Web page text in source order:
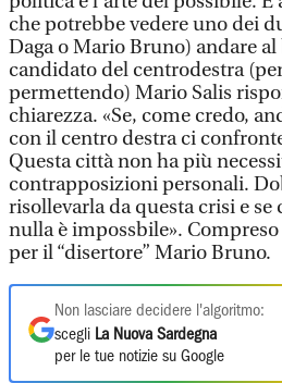
che potrebbe vedere uno dei
Daga o Mario Bruno) andare
candidato del centrodestra
permettendo) Mario Salis
chiarezza. «Se, come credo,
con il centro destra ci
Questa città non ha più
contrapposizioni personali.
risollevarla da questa crisi e
nulla è impossbile».
per il “disertore” Mario Bruno.
Non lasciare decidere l'algoritmo:
scegli La Nuova Sardegna
per le tue notizie su Google